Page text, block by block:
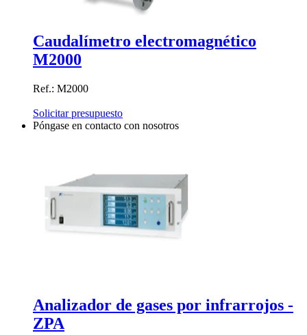
Caudalímetro electromagnético
M2000
Ref.: M2000
Solicitar presupuesto
Póngase en contacto con nosotros
Analizador de gases por infrarrojos -
ZPA